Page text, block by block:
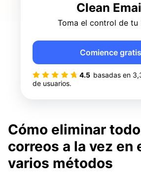
Clean
Toma el control de tu
4.5 basadas en
de usuarios.
Comience gratis
Cómo eliminar
correos a la vez en
varios métodos